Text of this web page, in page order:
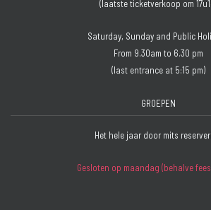
(laatste ticketverkoop om
Saturday, Sunday and Public
From 9.30am to 6.30 pm
(last entrance at 5:15 pm)
GROEPEN
Het hele jaar door mits
Gesloten op maandag (behalve